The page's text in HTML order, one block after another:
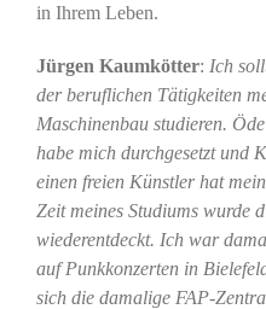
in Ihrem Leben.
Jürgen Kaumkötter: Ich
der beruflichen Tätigkeiten
Maschinenbau studieren.
habe mich durchgesetzt und
einen freien Künstler hat
Zeit meines Studiums wurde
wiederentdeckt. Ich war
auf Punkkonzerten in
sich die damalige FAP-